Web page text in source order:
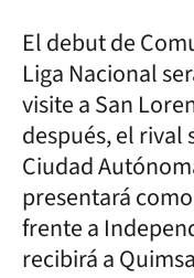
El debut de
Liga Nacional
visite a San
después, el rival
Ciudad
presentará
frente a
recibirá a